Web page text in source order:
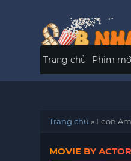
Trang chủ Phim
Trang chủ » Leon
MOVIE BY